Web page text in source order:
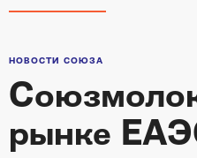
НОВОСТИ СОЮЗА
рынке